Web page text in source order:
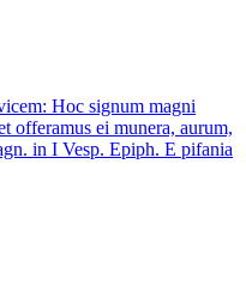
Hoc signum magni
offeramus ei munera, aurum,
in I Vesp. Epiph. E pifania